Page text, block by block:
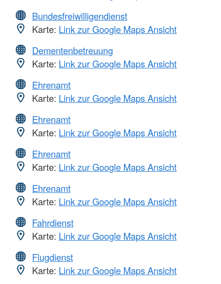
Bundesfreiwilligendienst
Karte: Link zur Google Maps Ansicht
Dementenbetreuung
Karte: Link zur Google Maps Ansicht
Ehrenamt
Karte: Link zur Google Maps Ansicht
Ehrenamt
Karte: Link zur Google Maps Ansicht
Ehrenamt
Karte: Link zur Google Maps Ansicht
Ehrenamt
Karte: Link zur Google Maps Ansicht
Fahrdienst
Karte: Link zur Google Maps Ansicht
Flugdienst
Karte: Link zur Google Maps Ansicht